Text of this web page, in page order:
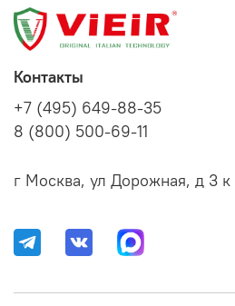
Контакты
+7 (495) 649-88-35
8 (800) 500-69-11
г Москва, ул Дорожная, д 3 к